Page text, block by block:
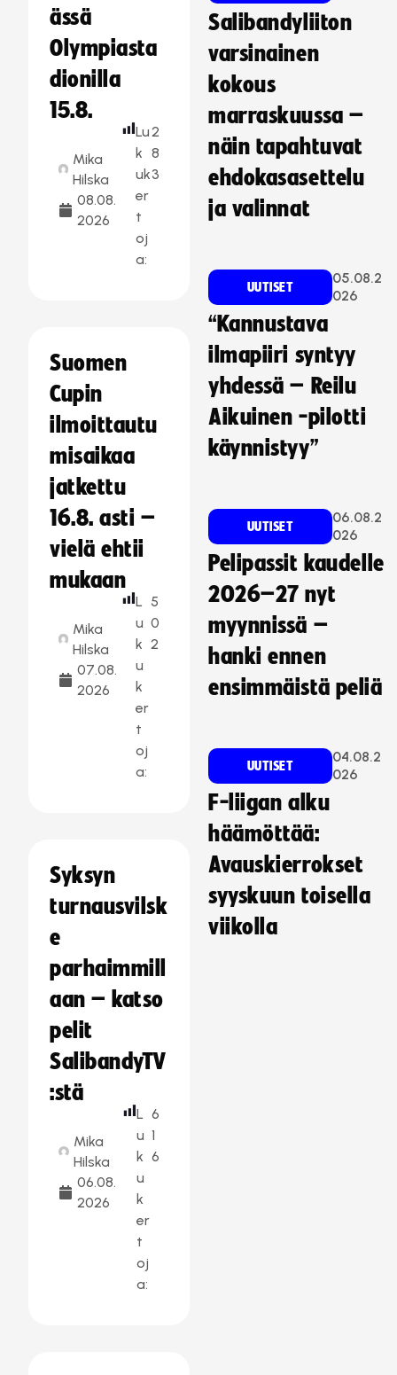
ässä
Olympiasta
dionilla
15.8.
Mika
Hilska
08.08.
2026
Lu
k
uk
er
t
oj
a:
2
8
3
Suomen
Cupin
ilmoittautu
misaikaa
jatkettu
16.8. asti –
vielä ehtii
mukaan
Mika
Hilska
07.08.
2026
L
u
k
u
k
er
t
oj
a:
5
0
2
Syksyn
turnausvilsk
e
parhaimmill
aan – katso
pelit
SalibandyTV
:stä
Mika
Hilska
06.08.
2026
L
u
k
u
k
er
t
oj
a:
6
1
6
Salibandyliiton
varsinainen
kokous
marraskuussa –
näin tapahtuvat
ehdokasasettelu
ja valinnat
UUTISET
05.08.2
026
“Kannustava
ilmapiiri syntyy
yhdessä – Reilu
Aikuinen -pilotti
käynnistyy”
UUTISET
06.08.2
026
Pelipassit kaudelle
2026–27 nyt
myynnissä –
hanki ennen
ensimmäistä peliä
UUTISET
04.08.2
026
F-liigan alku
häämöttää:
Avauskierrokset
syyskuun toisella
viikolla